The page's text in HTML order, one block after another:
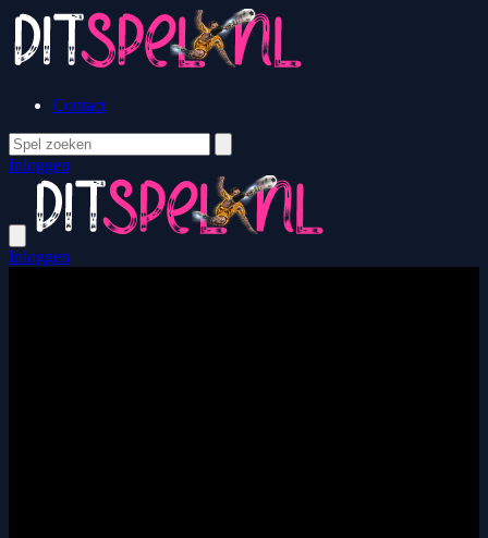
Contact
Inloggen
Inloggen